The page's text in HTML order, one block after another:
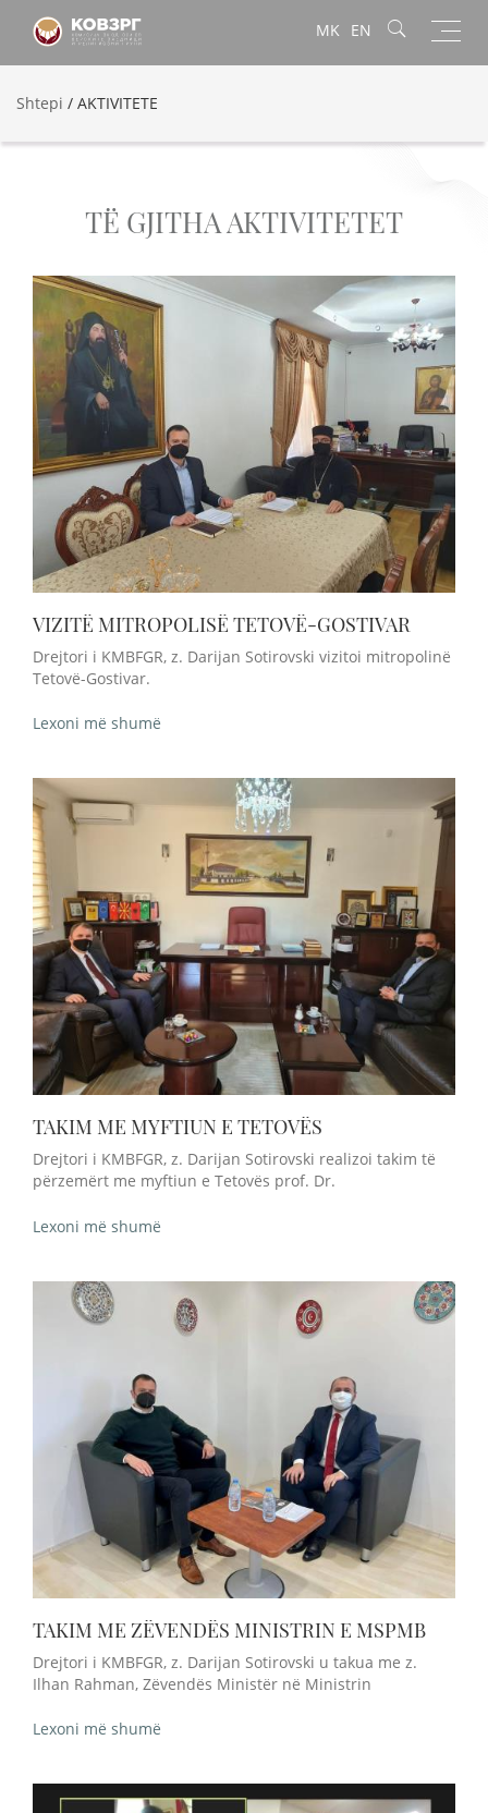
MK EN
Shtepi / AKTIVITETE
TË GJITHA AKTIVITETET
VIZITË MITROPOLISË TETOVË-GOSTIVAR
Drejtori i KMBFGR, z. Darijan Sotirovski vizitoi mitropolinë
Tetovë-Gostivar.
Lexoni më shumë
TAKIM ME MYFTIUN E TETOVËS
Drejtori i KMBFGR, z. Darijan Sotirovski realizoi takim të
përzemërt me myftiun e Tetovës prof. Dr.
Lexoni më shumë
TAKIM ME ZËVENDËS MINISTRIN E MSPMB
Drejtori i KMBFGR, z. Darijan Sotirovski u takua me z.
Ilhan Rahman, Zëvendës Ministër në Ministrin
Lexoni më shumë